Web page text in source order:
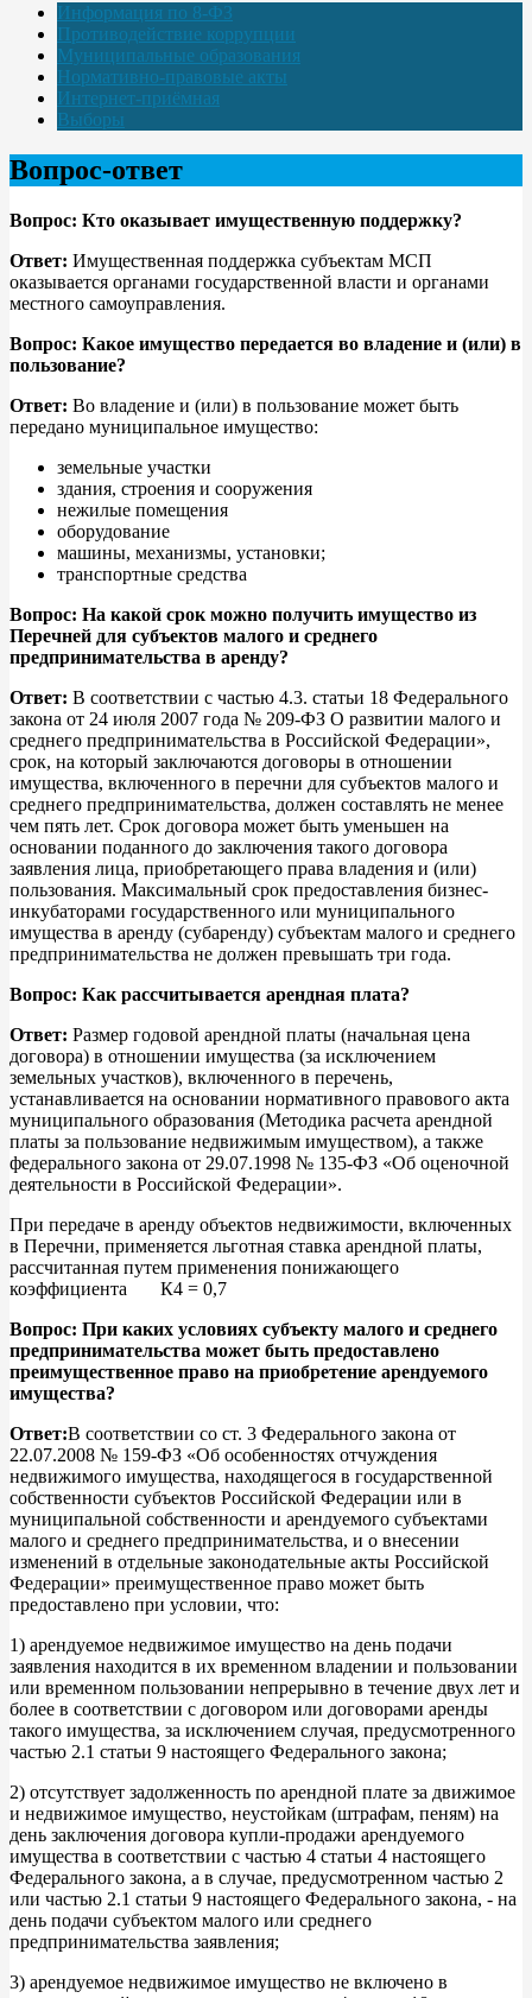
Информация по 8-ФЗ
Противодействие коррупции
Муниципальные образования
Нормативно-правовые акты
Интернет-приёмная
Выборы
Вопрос-ответ
Вопрос: Кто оказывает имущественную поддержку?
Ответ: Имущественная поддержка субъектам МСП
оказывается органами государственной власти и органами
местного самоуправления.
Вопрос: Какое имущество передается во владение и (или) в
пользование?
Ответ: Во владение и (или) в пользование может быть
передано муниципальное имущество:
земельные участки
здания, строения и сооружения
нежилые помещения
оборудование
машины, механизмы, установки;
транспортные средства
Вопрос: На какой срок можно получить имущество из
Перечней для субъектов малого и среднего
предпринимательства в аренду?
Ответ: В соответствии с частью 4.3. статьи 18 Федерального
закона от 24 июля 2007 года № 209-ФЗ О развитии малого и
среднего предпринимательства в Российской Федерации»,
срок, на который заключаются договоры в отношении
имущества, включенного в перечни для субъектов малого и
среднего предпринимательства, должен составлять не менее
чем пять лет. Срок договора может быть уменьшен на
основании поданного до заключения такого договора
заявления лица, приобретающего права владения и (или)
пользования. Максимальный срок предоставления бизнес-
инкубаторами государственного или муниципального
имущества в аренду (субаренду) субъектам малого и среднего
предпринимательства не должен превышать три года.
Вопрос: Как рассчитывается арендная плата?
Ответ: Размер годовой арендной платы (начальная цена
договора) в отношении имущества (за исключением
земельных участков), включенного в перечень,
устанавливается на основании нормативного правового акта
муниципального образования (Методика расчета арендной
платы за пользование недвижимым имуществом), а также
федерального закона от 29.07.1998 № 135-ФЗ «Об оценочной
деятельности в Российской Федерации».
При передаче в аренду объектов недвижимости, включенных
в Перечни, применяется льготная ставка арендной платы,
рассчитанная путем применения понижающего
коэффициента К4 = 0,7
Вопрос: При каких условиях субъекту малого и среднего
предпринимательства может быть предоставлено
преимущественное право на приобретение арендуемого
имущества?
Ответ:В соответствии со ст. 3 Федерального закона от
22.07.2008 № 159-ФЗ «Об особенностях отчуждения
недвижимого имущества, находящегося в государственной
собственности субъектов Российской Федерации или в
муниципальной собственности и арендуемого субъектами
малого и среднего предпринимательства, и о внесении
изменений в отдельные законодательные акты Российской
Федерации» преимущественное право может быть
предоставлено при условии, что:
1) арендуемое недвижимое имущество на день подачи
заявления находится в их временном владении и пользовании
или временном пользовании непрерывно в течение двух лет и
более в соответствии с договором или договорами аренды
такого имущества, за исключением случая, предусмотренного
частью 2.1 статьи 9 настоящего Федерального закона;
2) отсутствует задолженность по арендной плате за движимое
и недвижимое имущество, неустойкам (штрафам, пеням) на
день заключения договора купли-продажи арендуемого
имущества в соответствии с частью 4 статьи 4 настоящего
Федерального закона, а в случае, предусмотренном частью 2
или частью 2.1 статьи 9 настоящего Федерального закона, - на
день подачи субъектом малого или среднего
предпринимательства заявления;
3) арендуемое недвижимое имущество не включено в